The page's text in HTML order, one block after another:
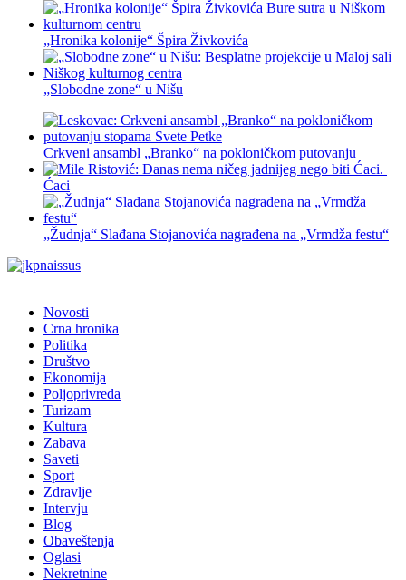
„Hronika kolonije“ Špira Živkovića
„Slobodne zone“ u Nišu
Crkveni ansambl „Branko“ na pokloničkom putovanju
Ćaci
„Žudnja“ Slađana Stojanovića nagrađena na „Vrmdža festu“
Novosti
Crna hronika
Politika
Društvo
Ekonomija
Poljoprivreda
Turizam
Kultura
Zabava
Saveti
Sport
Zdravlje
Intervju
Blog
Obaveštenja
Oglasi
Nekretnine